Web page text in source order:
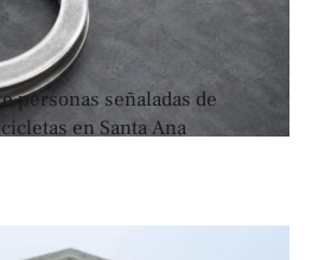
personas señaladas de
en Santa Ana